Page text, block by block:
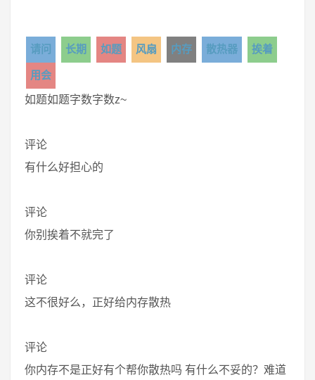
请问 长期 如题 风扇 内存 散热器 挨着
用会
如题如题字数字数z~
评论
有什么好担心的
评论
你别挨着不就完了
评论
这不很好么，正好给内存散热
评论
你内存不是正好有个帮你散热吗 有什么不妥的？难道